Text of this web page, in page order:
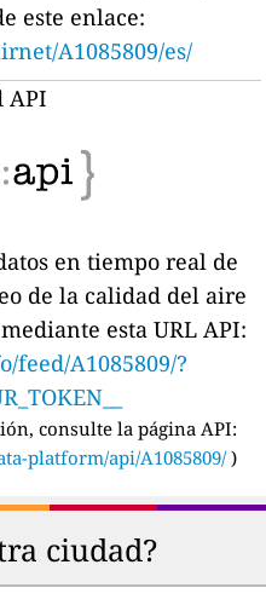
este enlace:
A1085809/es/
API
en tiempo real de
de la calidad del aire
esta URL API:
feed/A1085809/?
consulte la página API:
platform/api/A1085809/)
ciudad?